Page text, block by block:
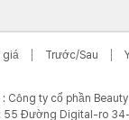
giá Trước/Sau
: Công ty cổ phần
55 Đường Digital-ro 34-